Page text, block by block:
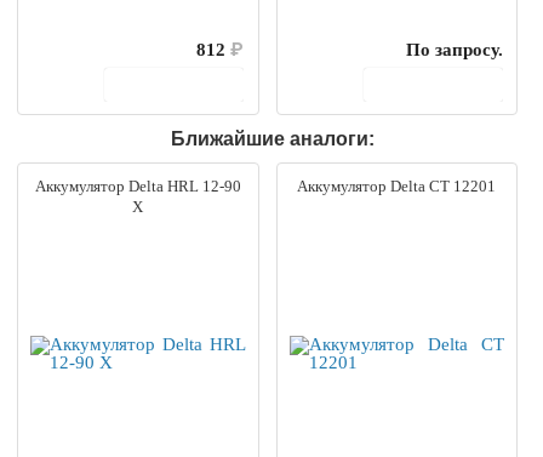
812₽
По запросу.
Ближайшие аналоги:
Аккумулятор Delta HRL 12-90
X
Аккумулятор Delta CT 12201